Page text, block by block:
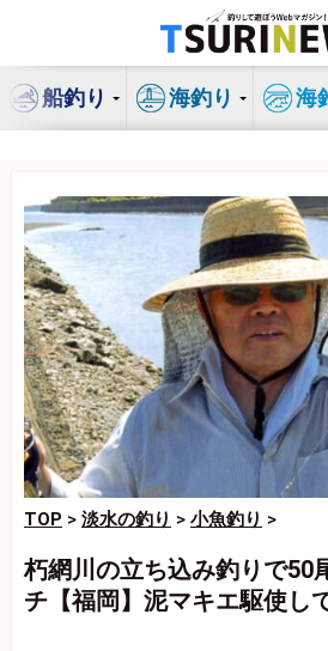
ン
船釣り 海釣り 海
TOP > 淡水の釣り > 小魚釣り >
朽網川の立ち込み釣りで50
チ【福岡】泥マキエ駆使し